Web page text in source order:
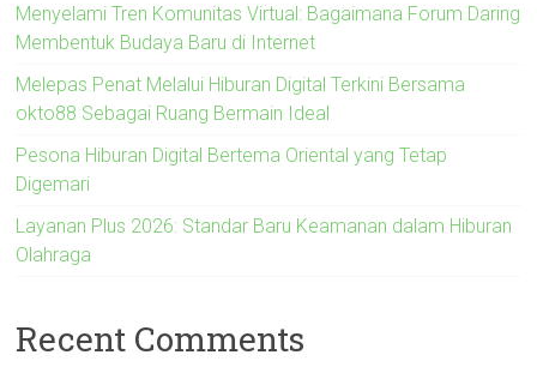
Menyelami Tren Komunitas Virtual: Bagaimana Forum Daring
Membentuk Budaya Baru di Internet
Melepas Penat Melalui Hiburan Digital Terkini Bersama
okto88 Sebagai Ruang Bermain Ideal
Pesona Hiburan Digital Bertema Oriental yang Tetap
Digemari
Layanan Plus 2026: Standar Baru Keamanan dalam Hiburan
Olahraga
Recent Comments